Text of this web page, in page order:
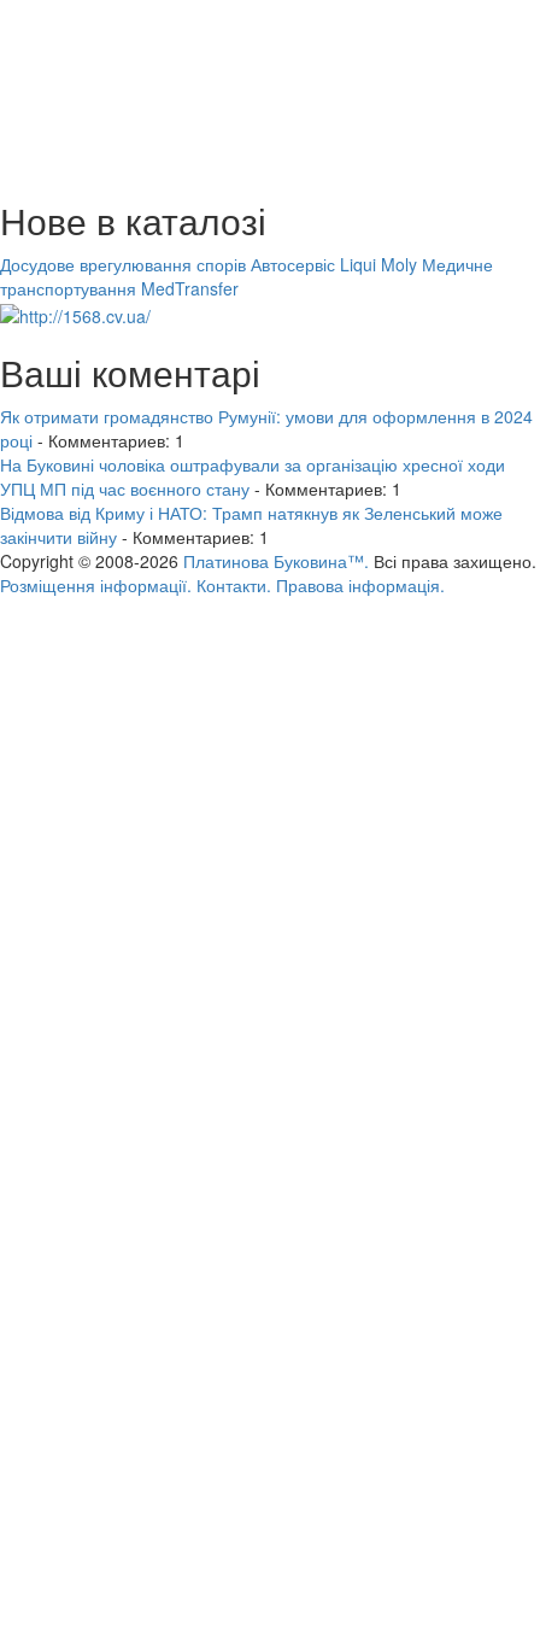
Нове в каталозі
Досудове врегулювання спорів Автосервіс Liqui Moly Медичне
транспортування MedTransfer
Ваші коментарі
Як отримати громадянство Румунії: умови для оформлення в 2024
році - Комментариев: 1
На Буковині чоловіка оштрафували за організацію хресної ходи
УПЦ МП під час воєнного стану - Комментариев: 1
Відмова від Криму і НАТО: Трамп натякнув як Зеленський може
закінчити війну - Комментариев: 1
Copyright © 2008-2026 Платинова Буковина™. Всі права захищено.
Розміщення інформації. Контакти. Правова інформація.